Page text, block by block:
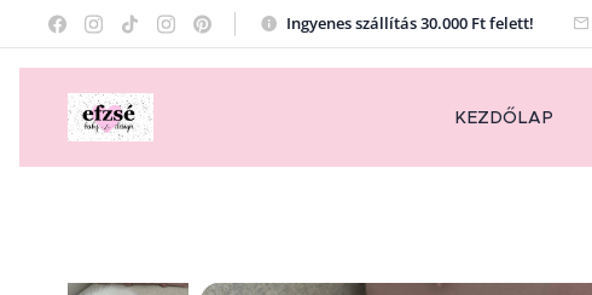
Ingyenes szállítás 30.000 Ft felett!
KEZDŐLAP